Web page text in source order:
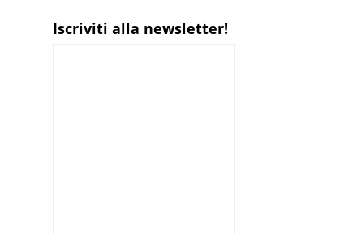
Iscriviti alla newsletter!